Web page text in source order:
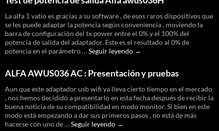
SignalKing
La alfa 1 vatio es gracias a su software , de esos raros dispositivos que
se les puede adaptar la potencia según conveniencia , moviendo la
barra de configuración del tx power entre el 0% y el 100% del
potencia de salida del adaptador. Este es el resultado al 0% de
potencia en el parámetro …Seguir leyendo Test
de
salida
Alfa
awus036H
→
ALFA AWUS036 AC : Presentación y pruebas
Aun que este adaptador usb wifi ya lleva cierto tiempo en el mercado
, nos hemos decidido a presentarlo en esta fecha después de recibir la
buena noticia de su compatibilidad en modo monitor. Si bien en este
modo está empezando a dar sus primeros pasos , no está de más
hacerse con uno de …Seguir leyendo ALFA
→